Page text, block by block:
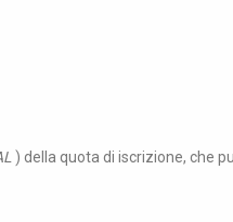
) della quota di iscrizione, che